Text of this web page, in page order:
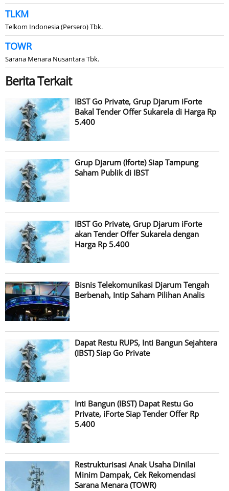
TLKM
Telkom Indonesia (Persero) Tbk.
TOWR
Sarana Menara Nusantara Tbk.
Berita Terkait
IBST Go Private, Grup Djarum iForte
Bakal Tender Offer Sukarela di Harga Rp
5.400
Grup Djarum (Iforte) Siap Tampung
Saham Publik di IBST
IBST Go Private, Grup Djarum iForte
akan Tender Offer Sukarela dengan
Harga Rp 5.400
Bisnis Telekomunikasi Djarum Tengah
Berbenah, Intip Saham Pilihan Analis
Dapat Restu RUPS, Inti Bangun Sejahtera
(IBST) Siap Go Private
Inti Bangun (IBST) Dapat Restu Go
Private, iForte Siap Tender Offer Rp
5.400
Restrukturisasi Anak Usaha Dinilai
Minim Dampak, Cek Rekomendasi
Sarana Menara (TOWR)